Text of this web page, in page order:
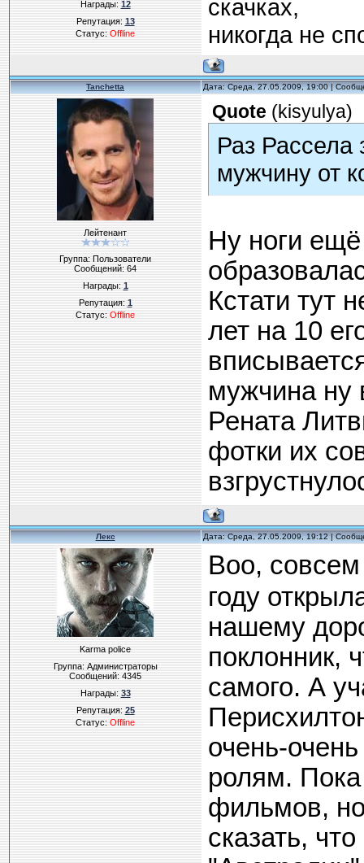
Награды:12
Репутация:13
Статус:Offline
скачках,
никогда не
Tanchetta Дата: Среда, 27.05.2009, 19:00 |
Лейтенант
Группа: Пользователи
Сообщений:64
Награды:1
Репутация:1
Статус:Offline
Quote (kisyulya)
Раз Рассела
мужчину от
Ну ноги ещё
Кстати тут
лет на 10
мужчина ну
Рената
фотки их
Лекс Дата: Среда, 27.05.2009, 19:12 |
Karma police
Группа: Администраторы
Сообщений:4345
Награды:33
Репутация:25
Статус:Offline
Воо,
году
нашему
поклонник,
самого. А
очень-
ролям.
фильмов, но
сказать,